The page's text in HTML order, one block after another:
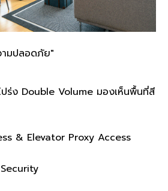
ามปลอดภัย"
ร่ง Double Volume มองเห็นพื้นที่สี
& Elevator Proxy Access